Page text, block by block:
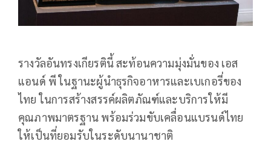
รางวัลอันทรงเกียรตินี้ สะท้อนความมุ่งมั่นของ เอส
แอนด์ พี ในฐานะผู้นำธุรกิจอาหารและเบเกอรี่ของ
ไทย ในการสร้างสรรค์ผลิตภัณฑ์และบริการให้มี
คุณภาพมาตรฐาน พร้อมร่วมขับเคลื่อนแบรนด์ไทย
ให้เป็นที่ยอมรับในระดับนานาชาติ